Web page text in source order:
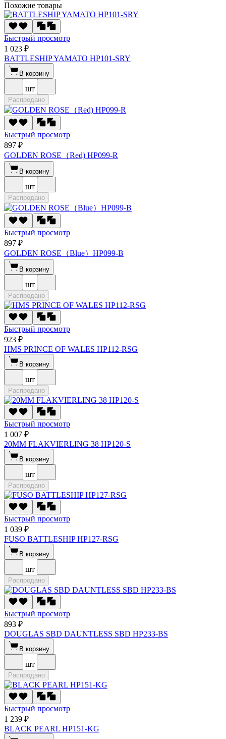
Похожие товары
Быстрый просмотр
1 023 ₽
BATTLESHIP YAMATO HP101-SRY
В корзину
шт
Распродано
Быстрый просмотр
897 ₽
GOLDEN ROSE（Red) HP099-R
В корзину
шт
Распродано
Быстрый просмотр
897 ₽
GOLDEN ROSE（Blue）HP099-B
В корзину
шт
Распродано
Быстрый просмотр
923 ₽
HMS PRINCE OF WALES HP112-RSG
В корзину
шт
Распродано
Быстрый просмотр
1 007 ₽
20MM FLAKVIERLING 38 HP120-S
В корзину
шт
Распродано
Быстрый просмотр
1 039 ₽
FUSO BATTLESHIP HP127-RSG
В корзину
шт
Распродано
Быстрый просмотр
893 ₽
DOUGLAS SBD DAUNTLESS SBD HP233-BS
В корзину
шт
Распродано
Быстрый просмотр
1 239 ₽
BLACK PEARL HP151-KG